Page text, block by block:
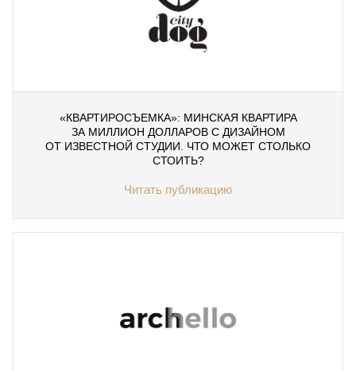
«КВАРТИРОСЪЕМКА»: МИНСКАЯ КВАРТИРА
ЗА МИЛЛИОН ДОЛЛАРОВ С ДИЗАЙНОМ
ОТ ИЗВЕСТНОЙ СТУДИИ. ЧТО МОЖЕТ СТОЛЬКО
СТОИТЬ?
Читать публикацию